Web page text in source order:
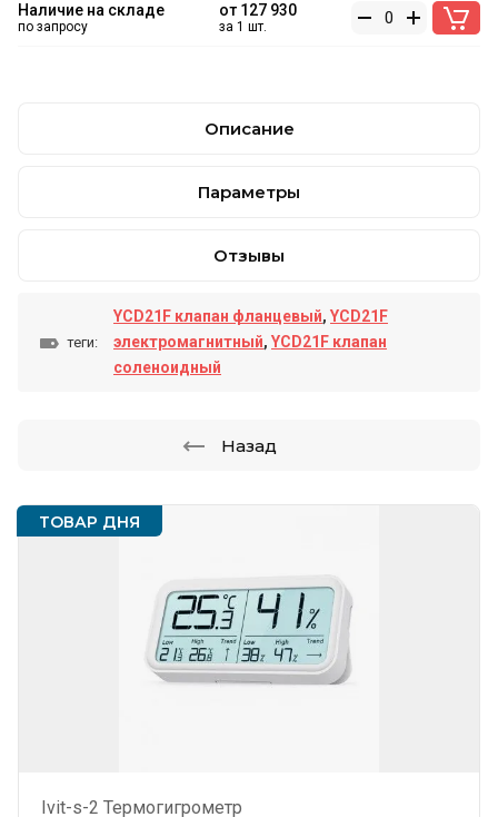
ТОВАР ДНЯ
Ivit-s-2 Термогигрометр
от 127 930
за 1 шт.
Наличие на складе
по запросу
Описание
Параметры
Отзывы
теги:
YCD21F клапан фланцевый, YCD21F
электромагнитный, YCD21F клапан
соленоидный
Назад